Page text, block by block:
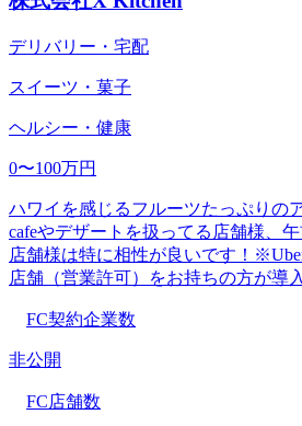
デリバリー・宅配
スイーツ・菓子
ヘルシー・健康
0〜100万円
ハワイを感じるフルーツたっぷりの
cafeやデザートを扱ってる店舗様、
店舗様は特に相性が良いです！
店舗（営業許可）をお持ちの方が導
FC契約企業数
非公開
FC店舗数